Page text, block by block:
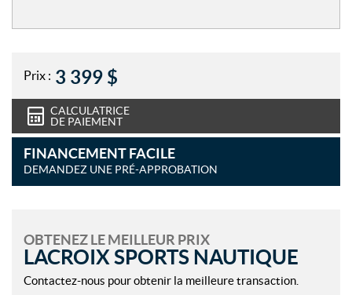
Prix : 3 399 $
CALCULATRICE
DE PAIEMENT
FINANCEMENT FACILE
DEMANDEZ UNE PRÉ-APPROBATION
OBTENEZ LE MEILLEUR PRIX
LACROIX SPORTS NAUTIQUE
Contactez-nous pour obtenir la meilleure transaction.